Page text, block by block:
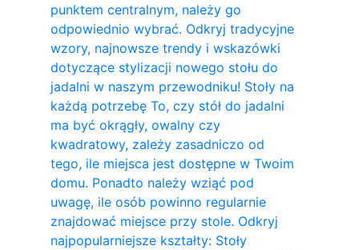
punktem centralnym, należy go
odpowiednio wybrać. Odkryj tradycyjne
wzory, najnowsze trendy i wskazówki
dotyczące stylizacji nowego stołu do
jadalni w naszym przewodniku! Stoły na
każdą potrzebę To, czy stół do jadalni
ma być okrągły, owalny czy
kwadratowy, zależy zasadniczo od
tego, ile miejsca jest dostępne w Twoim
domu. Ponadto należy wziąć pod
uwagę, ile osób powinno regularnie
znajdować miejsce przy stole. Odkryj
najpopularniejsze kształty: Stoły